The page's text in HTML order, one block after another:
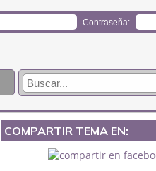
Contraseña:
COMPARTIR TEMA EN: